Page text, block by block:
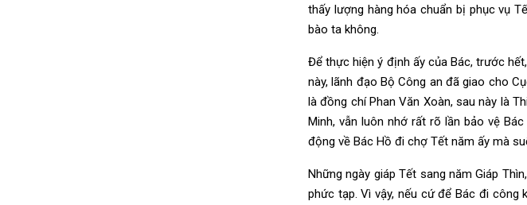
thấy lượng hàng hóa chuẩn bị phục vụ
bào ta không.
Để thực hiện ý định ấy của Bác, trước
này, lãnh đạo Bộ Công an đã giao cho
là đồng chí Phan Văn Xoàn, sau này là
Minh, vẫn luôn nhớ rất rõ lần bảo vệ
động về Bác Hồ đi chợ Tết năm ấy mà
Những ngày giáp Tết sang năm Giáp
phức tạp. Vì vậy, nếu cứ để Bác đi